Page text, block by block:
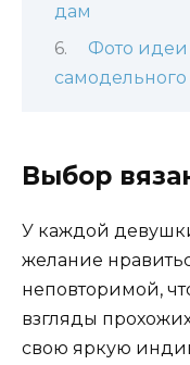
дам
Фото идеи
самодельного
Выбор
У каждой
желание
неповторимой,
взгляды
свою яркую